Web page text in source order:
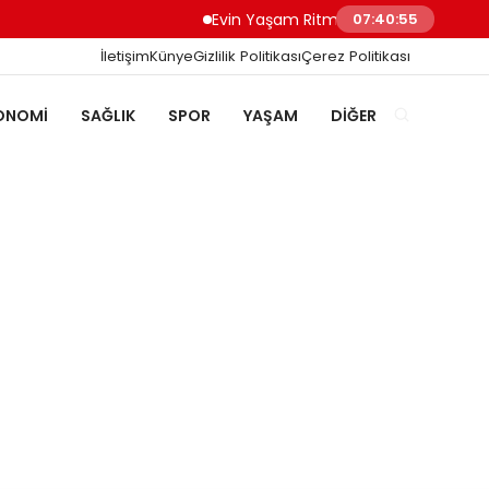
Evin Yaşam Ritmini Korumak: Beyaz
07:40:55
İletişimKünyeGizlilik PolitikasıÇerez Politikası
SAĞLIK SPOR YAŞAM DIĞER